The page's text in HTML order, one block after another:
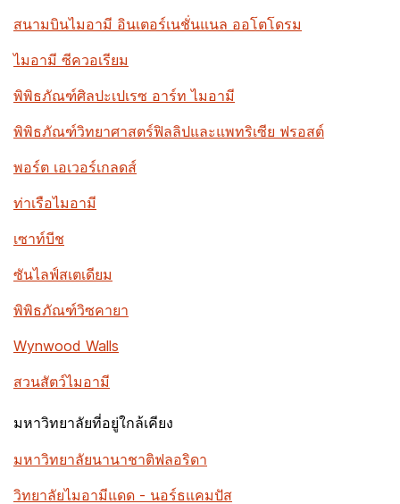
สนามบินไมอามี อินเตอร์เนชั่นแนล ออโตโดรม
ไมอามี ซีควอเรียม
พิพิธภัณฑ์ศิลปะเปเรซ อาร์ท ไมอามี
พิพิธภัณฑ์วิทยาศาสตร์ฟิลลิปและแพทริเซีย ฟรอสต์
พอร์ต เอเวอร์เกลดส์
ท่าเรือไมอามี
เซาท์บีช
ซันไลฟ์สเตเดียม
พิพิธภัณฑ์วิซคายา
Wynwood Walls
สวนสัตว์ไมอามี
มหาวิทยาลัยที่อยู่ใกล้เคียง
มหาวิทยาลัยนานาชาติฟลอริดา
วิทยาลัยไมอามีแดด - นอร์ธแคมปัส